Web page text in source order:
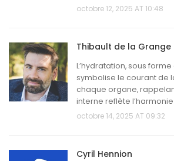
octobre 12, 2025 AT 10:48
Thibault de la Grange
L’hydratation, sous forme
symbolise le courant de
chaque organe,
interne reflète
octobre 14, 2025 AT 09:32
Cyril Hennion